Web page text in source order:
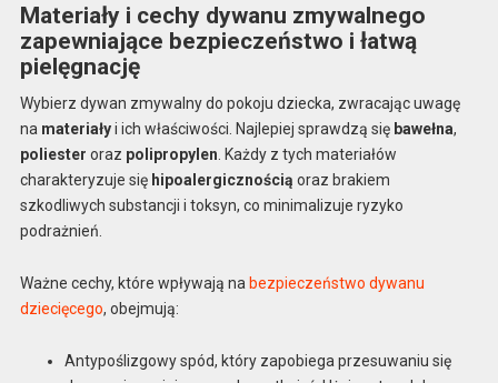
Materiały i cechy dywanu zmywalnego
zapewniające bezpieczeństwo i łatwą
pielęgnację
Wybierz dywan zmywalny do pokoju dziecka, zwracając uwagę
na materiałyi ich właściwości. Najlepiej sprawdzą się bawełna,
poliester oraz polipropylen. Każdy z tych materiałów
charakteryzuje się hipoalergicznością oraz brakiem
szkodliwych substancji i toksyn, co minimalizuje ryzyko
podrażnień.
Ważne cechy, które wpływają na bezpieczeństwo dywanu
dziecięcego, obejmują:
Antypoślizgowy spód, który zapobiega przesuwaniu się